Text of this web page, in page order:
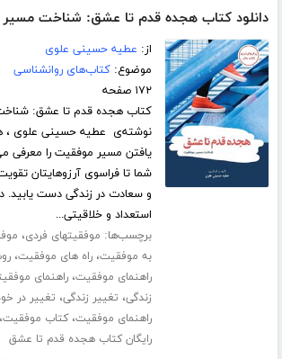
دانلود کتاب هجده قدم تا عشق: شناخت
از: عطیه حسینی علوی
موضوع:کتاب‌های روانشناسی
۱۷۲ صفحه
کتاب هجده قدم تا عشق:
نوشته‌ی عطیه حسینی علوی ،
یافتن مسیر موفقیت را معرفی
شما تا فراسوی آرزوهایتان
و سعادت در زندگی دست یابید.
استعداد و خلاقیتی...
برچسب‌ها: موفقیتهای فردی،
به موفقیت،راه های موفقیت،
راهنمای موفقیت،راهنمای
زندگی، تغییر زندگی، تغییر در
راهنمای موفقیت،کتاب موفقیت،
رایگان کتاب هجده قدم تا عشق